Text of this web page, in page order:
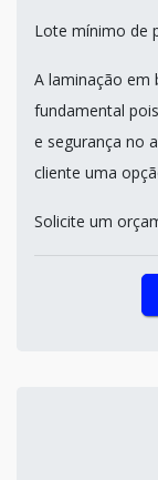
Lote mínimo de
A laminação em
fundamental
e segurança no
cliente uma
Solicite um